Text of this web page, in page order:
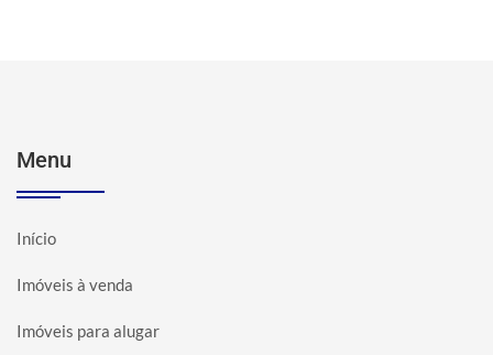
Menu
Início
Imóveis à venda
Imóveis para alugar